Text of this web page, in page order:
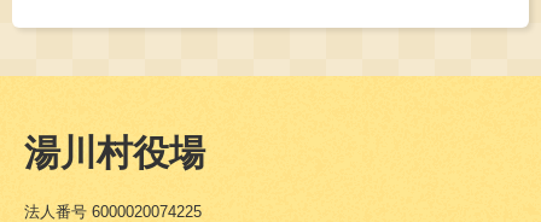
湯川村役場
法人番号 6000020074225